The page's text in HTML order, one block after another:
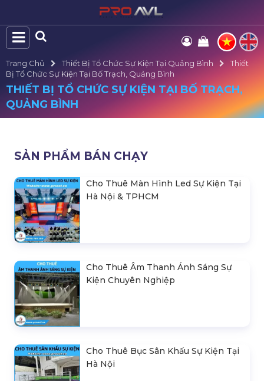
Trang Chủ Thiết Bị Tổ Chức Sự Kiện Tại Quảng Bình
Thiết
Bị Tổ Chức Sự Kiện Tại Bố Trạch, Quảng Bình
THIẾT BỊ TỔ CHỨC SỰ KIỆN TẠI BỐ TRẠCH,
QUẢNG BÌNH
SẢN PHẨM BÁN CHẠY
Cho Thuê Màn Hình Led Sự Kiện Tại
Hà Nội & TPHCM
Cho Thuê Âm Thanh Ánh Sáng Sự
Kiện Chuyên Nghiệp
Cho Thuê Bục Sân Khấu Sự Kiện Tại
Hà Nội